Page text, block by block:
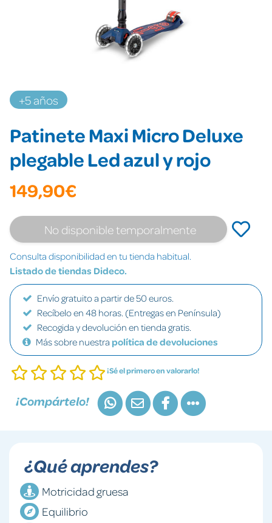
+5 años
Patinete Maxi Micro Deluxe
plegable Led azul y rojo
149,90€
No disponible temporalmente
Consulta disponibilidad en tu tienda habitual.
Listado de tiendas Dideco.
Envío gratuito a partir de 50 euros.
Recíbelo en 48 horas. (Entregas en Península)
Recogida y devolución en tienda gratis.
Más sobre nuestra política de devoluciones
¡Sé el primero en valorarlo!
¡Compártelo!
¿Qué aprendes?
Motricidad gruesa
Equilibrio